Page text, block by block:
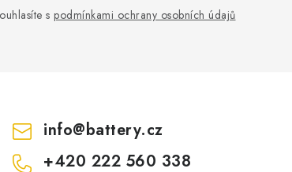
s podmínkami ochrany osobních údajů
info@battery.cz
+420 222 560 338